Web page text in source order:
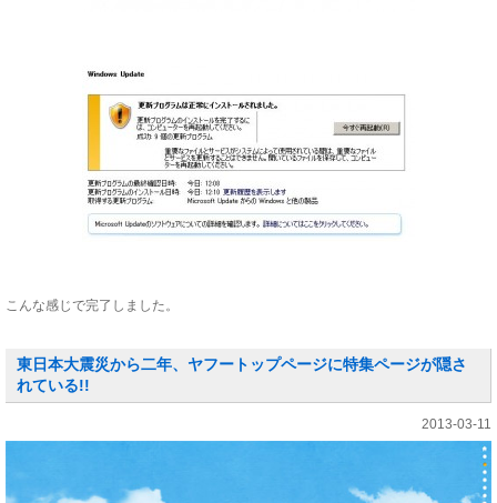
こんな感じで完了しました。
東日本大震災から二年、ヤフートップページに特集ページが隠さ
れている!!
2013-03-11